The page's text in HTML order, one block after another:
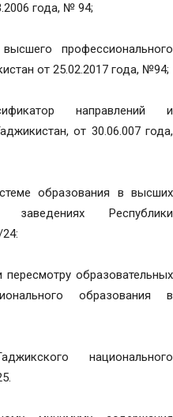
года, № 94;
профессионального
от 25.02.2017 года, №94;
направлений и
от 30.06.007 года,
образования в высших
заведениях Республики
образовательных
образования в
национального